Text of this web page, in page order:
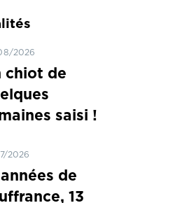
2026
chiot de
saisi !
2026
années de
13